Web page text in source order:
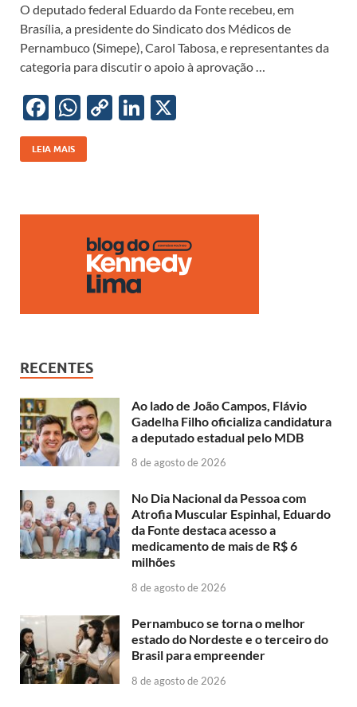
e
b
o
o
k
at
s
A
p
p
p
y
Li
n
k
k
e
dI
n
O deputado federal Eduardo da Fonte recebeu, em
Brasília, a presidente do Sindicato dos Médicos de
Pernambuco (Simepe), Carol Tabosa, e representantes da
categoria para discutir o apoio à aprovação …
F
ac
e
o
W
h
at
A
p
p
C
Li
n
k
Li
dI
n
LEIA MAIS
RECENTES
Ao lado de João Campos, Flávio
Gadelha Filho oficializa candidatura
a deputado estadual pelo MDB
8 de agosto de 2026
No Dia Nacional da Pessoa com
Atrofia Muscular Espinhal, Eduardo
da Fonte destaca acesso a
medicamento de mais de R$ 6
milhões
8 de agosto de 2026
Pernambuco se torna o melhor
estado do Nordeste e o terceiro do
Brasil para empreender
8 de agosto de 2026